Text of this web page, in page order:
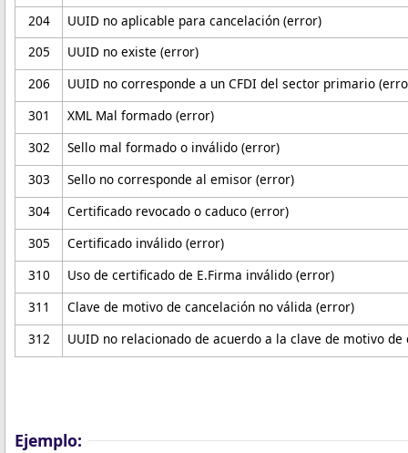
204
UUID no aplicable para cancelación (error)
205
UUID no existe (error)
206
UUID no corresponde a un CFDI del sector primario
301
XML Mal formado (error)
302
Sello mal formado o inválido (error)
303
Sello no corresponde al emisor (error)
304
Certificado revocado o caduco (error)
305
Certificado inválido (error)
310
Uso de certificado de E.Firma inválido (error)
311
Clave de motivo de cancelación no válida (error)
312
UUID no relacionado de acuerdo a la clave de motivo
Ejemplo: